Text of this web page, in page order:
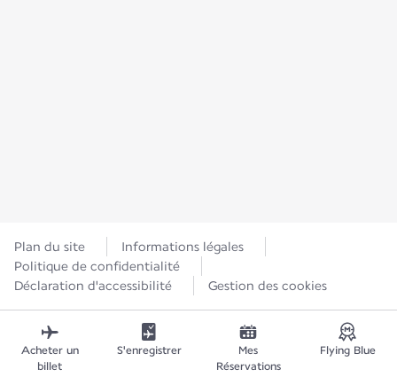
Plan du site
Informations légales
Politique de confidentialité
Déclaration d'accessibilité
Gestion des cookies
Acheter un
billet
S'enregistrer
Mes
Réservations
Flying Blue